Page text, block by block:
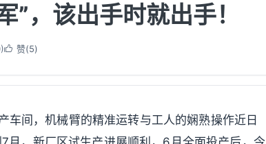
”，该出手时就出手！
 赞(5)
车间，机械臂的精准运转与工人的娴熟操作近日